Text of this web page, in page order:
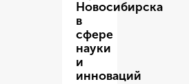
Новосибирска
в
сфере
науки
и
инноваций